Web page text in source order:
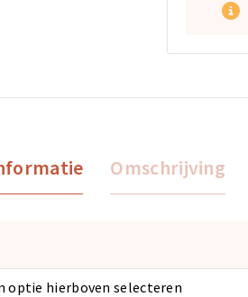
Omschrijving
optie hierboven selecteren